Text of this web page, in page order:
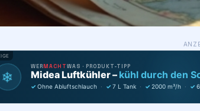
❄
WERMACHTWAS · PRODUKT-TIPP
Midea Luftkühler – kühl durch den
✓ Ohne Abluftschlauch · ✓ 7 L Tank · ✓ 2000 m³/h · ✓